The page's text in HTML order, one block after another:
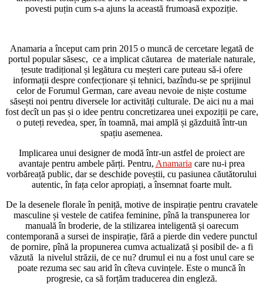
povesti puțin cum s-a ajuns la această frumoasă expoziție.
Anamaria a început cam prin 2015 o muncă de cercetare legată de
portul popular săsesc, ce a implicat căutarea de materiale naturale,
țesute tradițional și legătura cu meșteri care puteau să-i ofere
informații despre confecționare și tehnici, bazîndu-se pe sprijinul
celor de Forumul German, care aveau nevoie de niște costume
săsești noi pentru diversele lor activități culturale. De aici nu a mai
fost decît un pas și o idee pentru concretizarea unei expoziții pe care,
o puteți revedea, sper, în toamnă, mai amplă și găzduită într-un
spațiu asemenea.
Implicarea unui designer de modă într-un astfel de proiect are
avantaje pentru ambele părți. Pentru, Anamaria care nu-i prea
vorbăreață public, dar se deschide poveștii, cu pasiunea căutătorului
autentic, în fața celor apropiați, a însemnat foarte mult.
De la desenele florale în peniță, motive de inspirație pentru cravatele
masculine și vestele de catifea feminine, pînă la transpunerea lor
manuală în broderie, de la stilizarea inteligentă și oarecum
contemporană a sursei de inspirație, fără a pierde din vedere punctul
de pornire, pînă la propunerea cumva actualizată și posibil de- a fi
văzută la nivelul străzii, de ce nu? drumul ei nu a fost unul care se
poate rezuma sec sau arid în cîteva cuvințele. Este o muncă în
progresie, ca să forțăm traducerea din engleză.